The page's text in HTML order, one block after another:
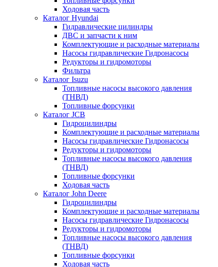
Ходовая часть
Каталог Hyundai
Гидравлические цилиндры
ДВС и запчасти к ним
Комплектующие и расходные материалы
Насосы гидравлические Гидронасосы
Редукторы и гидромоторы
Фильтра
Каталог Isuzu
Топливные насосы высокого давления
(ТНВД)
Топливные форсунки
Каталог JCB
Гидроцилиндры
Комплектующие и расходные материалы
Насосы гидравлические Гидронасосы
Редукторы и гидромоторы
Топливные насосы высокого давления
(ТНВД)
Топливные форсунки
Ходовая часть
Каталог John Deere
Гидроцилиндры
Комплектующие и расходные материалы
Насосы гидравлические Гидронасосы
Редукторы и гидромоторы
Топливные насосы высокого давления
(ТНВД)
Топливные форсунки
Ходовая часть